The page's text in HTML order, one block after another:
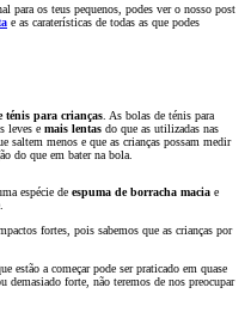
para os teus pequenos, podes ver o nosso post
e as caraterísticas de todas as que podes
ténis para crianças . As bolas de ténis para
leves e mais lentas do que as utilizadas nas
saltem menos e que as crianças possam medir
do que em bater na bola.
espécie de espuma de borracha macia e
fortes, pois sabemos que as crianças por
estão a começar pode ser praticado em quase
demasiado forte, não teremos de nos preocupar